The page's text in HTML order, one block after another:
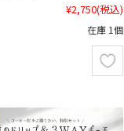
¥2,750(税込)
在庫 1個